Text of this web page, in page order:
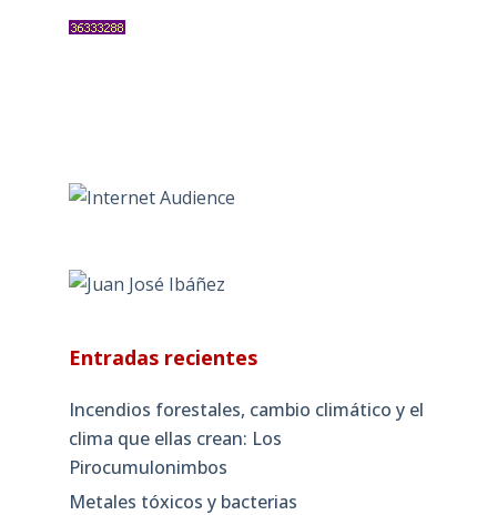
Entradas recientes
Incendios forestales, cambio climático y el
clima que ellas crean: Los
Pirocumulonimbos
Metales tóxicos y bacterias